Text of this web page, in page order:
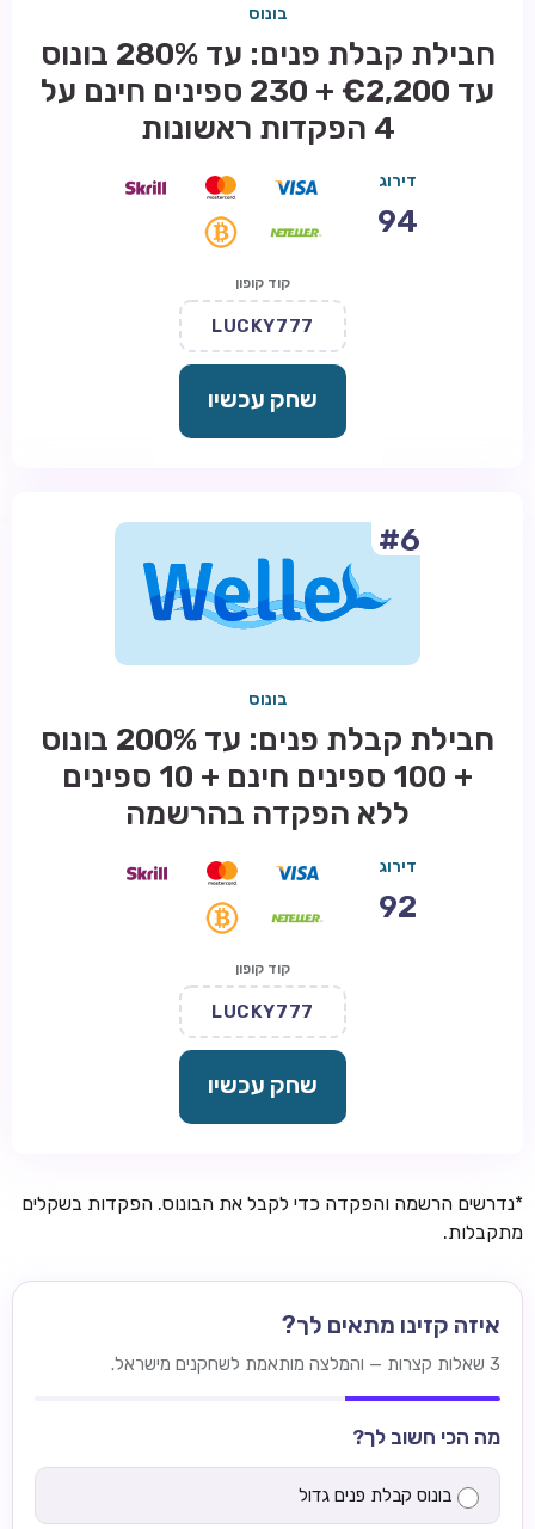
בונוס
חבילת קבלת פנים: עד 280% בונוס
עד €2,200 + 230 ספינים חינם על
4 הפקדות ראשונות
דירוג
94
קוד קופון
LUCKY777
שחק עכשיו
#6
בונוס
חבילת קבלת פנים: עד 200% בונוס
+ 100 ספינים חינם + 10 ספינים
ללא הפקדה בהרשמה
דירוג
92
קוד קופון
LUCKY777
שחק עכשיו
*נדרשים הרשמה והפקדה כדי לקבל את הבונוס. הפקדות בשקלים
מתקבלות.
איזה קזינו מתאים לך?
3 שאלות קצרות — והמלצה מותאמת לשחקנים מישראל.
מה הכי חשוב לך?
בונוס קבלת פנים גדול